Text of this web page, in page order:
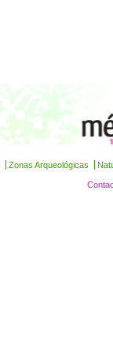
Zonas Arqueológicas